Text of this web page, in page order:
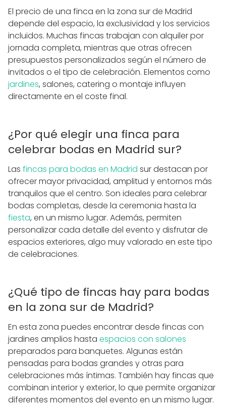
El precio de una finca en la zona sur de Madrid
depende del espacio, la exclusividad y los servicios
incluidos. Muchas fincas trabajan con alquiler por
jornada completa, mientras que otras ofrecen
presupuestos personalizados según el número de
invitados o el tipo de celebración. Elementos como
jardines, salones, catering o montaje influyen
directamente en el coste final.
¿Por qué elegir una finca para
celebrar bodas en Madrid sur?
Las fincas para bodas en Madrid sur destacan por
ofrecer mayor privacidad, amplitud y entornos más
tranquilos que el centro. Son ideales para celebrar
bodas completas, desde la ceremonia hasta la
fiesta, en un mismo lugar. Además, permiten
personalizar cada detalle del evento y disfrutar de
espacios exteriores, algo muy valorado en este tipo
de celebraciones.
¿Qué tipo de fincas hay para bodas
en la zona sur de Madrid?
En esta zona puedes encontrar desde fincas con
jardines amplios hasta espacios con salones
preparados para banquetes. Algunas están
pensadas para bodas grandes y otras para
celebraciones más íntimas. También hay fincas que
combinan interior y exterior, lo que permite organizar
diferentes momentos del evento en un mismo lugar.